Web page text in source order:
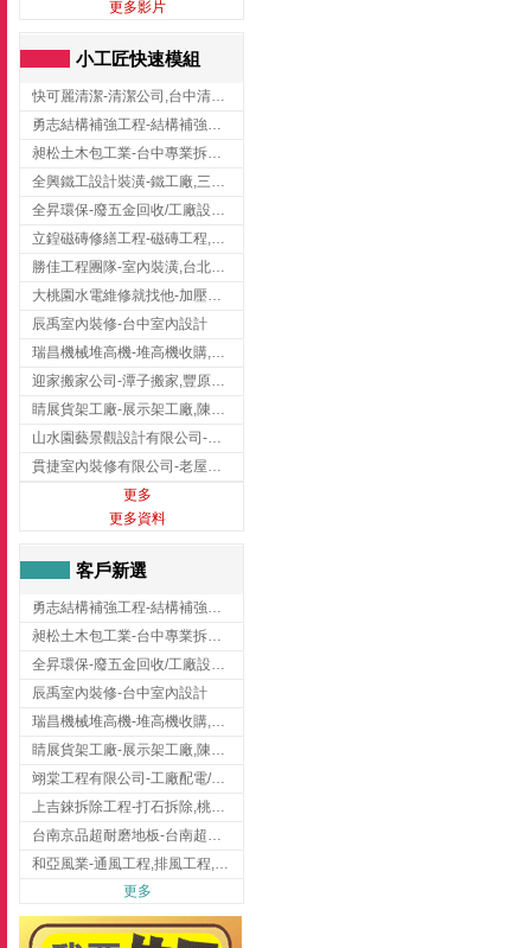
更多影片
小工匠快速模組
快可麗清潔-清潔公司,台中清潔公司,台中居家清潔
勇志結構補強工程-結構補強工程 ,桃園結構補強工程,龍潭結構補強工程
昶松土木包工業-台中專業拆除工程/挖土機出租
全興鐵工設計裝潢-鐵工廠,三峽鐵工廠,台北鐵工廠
全昇環保-廢五金回收/工廠設備收購/機械設備回收/高價收購廠房設備
立鍠磁磚修繕工程-磁磚工程,磁磚修補,新竹磁磚工程
勝佳工程團隊-室內裝潢,台北房屋裝修,三重室內裝修
大桃園水電維修就找他-加壓馬達,抽水馬達,桃園水電行,中壢水電
辰禹室內裝修-台中室內設計
瑞昌機械堆高機-堆高機收購,新北市堆高機,桃園堆高機
迎家搬家公司-潭子搬家,豐原搬家,大雅搬家,大甲搬家,台中推薦搬家,台中搬家
睛展貨架工廠-展示架工廠,陳列架,台中展示架工廠
山水園藝景觀設計有限公司-景觀工程,景觀設計,新竹園藝工程,新竹景觀設計
貫捷室內裝修有限公司-老屋翻新工程,台中老屋翻新工程,台中舊屋翻新
更多
更多資料
客戶新選
勇志結構補強工程-結構補強工程 ,桃園結構補強工程,龍潭結構補強工程
昶松土木包工業-台中專業拆除工程/挖土機出租
全昇環保-廢五金回收/工廠設備收購/機械設備回收/高價收購廠房設備
辰禹室內裝修-台中室內設計
瑞昌機械堆高機-堆高機收購,新北市堆高機,桃園堆高機
睛展貨架工廠-展示架工廠,陳列架,台中展示架工廠
翊棠工程有限公司-工廠配電/高雄消防機電公司
上吉錸拆除工程-打石拆除,桃園打石拆除,桃園拆除工程
台南京品超耐磨地板-台南超耐磨地板
和亞風業-通風工程,排風工程,彰化通風工程,彰化排風工程
更多